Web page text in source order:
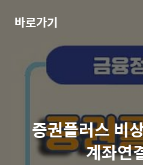
바로가기
증권플러스 비
계좌연